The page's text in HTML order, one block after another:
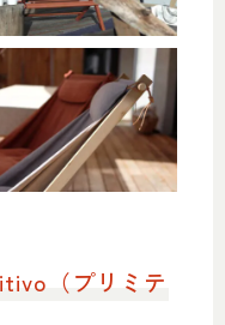
（プリミテ